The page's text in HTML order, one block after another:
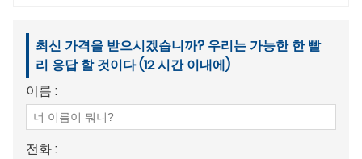
최신 가격을 받으시겠습니까? 우리는 가능한 한 빨
리 응답 할 것이다 (12 시간 이내에)
이름 :
전화 :